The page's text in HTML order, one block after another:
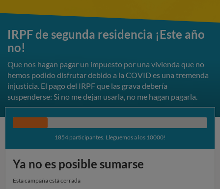
IRPF de segunda residencia ¡Este año
no!
Que nos hagan pagar un impuesto por una vivienda que no
hemos podido disfrutar debido a la COVID es una tremenda
injusticia. El pago del IRPF que las grava debería
suspenderse: Si no me dejan usarla, no me hagan pagarla.
1854 participantes. Lleguemos a los 10000!
Ya no es posible sumarse
Esta campaña está cerrada